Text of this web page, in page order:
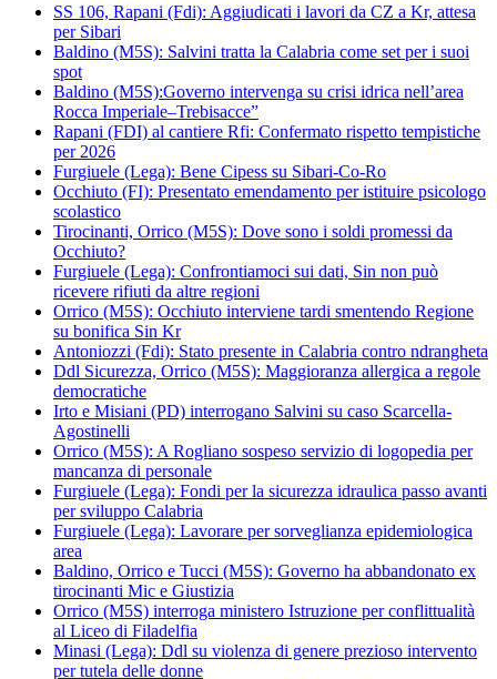
SS 106, Rapani (Fdi): Aggiudicati i lavori da CZ a Kr, attesa
per Sibari
Baldino (M5S): Salvini tratta la Calabria come set per i suoi
spot
Baldino (M5S):Governo intervenga su crisi idrica nell’area
Rocca Imperiale–Trebisacce”
Rapani (FDI) al cantiere Rfi: Confermato rispetto tempistiche
per 2026
Furgiuele (Lega): Bene Cipess su Sibari-Co-Ro
Occhiuto (FI): Presentato emendamento per istituire psicologo
scolastico
Tirocinanti, Orrico (M5S): Dove sono i soldi promessi da
Occhiuto?
Furgiuele (Lega): Confrontiamoci sui dati, Sin non può
ricevere rifiuti da altre regioni
Orrico (M5S): Occhiuto interviene tardi smentendo Regione
su bonifica Sin Kr
Antoniozzi (Fdi): Stato presente in Calabria contro ndrangheta
Ddl Sicurezza, Orrico (M5S): Maggioranza allergica a regole
democratiche
Irto e Misiani (PD) interrogano Salvini su caso Scarcella-
Agostinelli
Orrico (M5S): A Rogliano sospeso servizio di logopedia per
mancanza di personale
Furgiuele (Lega): Fondi per la sicurezza idraulica passo avanti
per sviluppo Calabria
Furgiuele (Lega): Lavorare per sorveglianza epidemiologica
area
Baldino, Orrico e Tucci (M5S): Governo ha abbandonato ex
tirocinanti Mic e Giustizia
Orrico (M5S) interroga ministero Istruzione per conflittualità
al Liceo di Filadelfia
Minasi (Lega): Ddl su violenza di genere prezioso intervento
per tutela delle donne